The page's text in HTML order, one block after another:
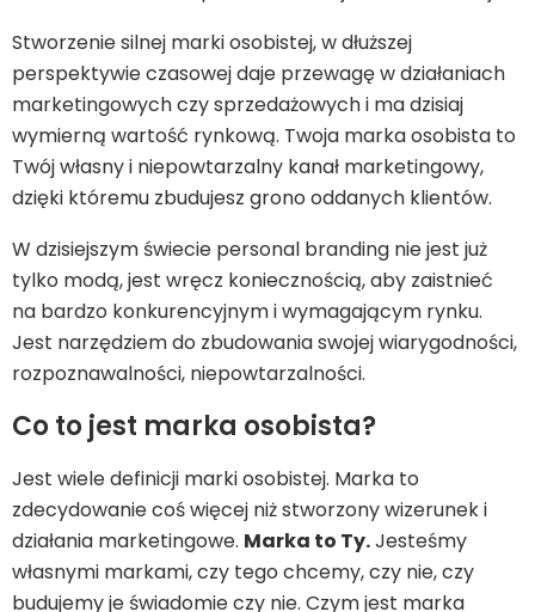
Stworzenie silnej marki osobistej, w dłuższej
perspektywie czasowej daje przewagę w działaniach
marketingowych czy sprzedażowych i ma dzisiaj
wymierną wartość rynkową. Twoja marka osobista to
Twój własny i niepowtarzalny kanał marketingowy,
dzięki któremu zbudujesz grono oddanych klientów.
W dzisiejszym świecie personal branding nie jest już
tylko modą, jest wręcz koniecznością, aby zaistnieć
na bardzo konkurencyjnym i wymagającym rynku.
Jest narzędziem do zbudowania swojej wiarygodności,
rozpoznawalności, niepowtarzalności.
Co to jest marka osobista?
Jest wiele definicji marki osobistej. Marka to
zdecydowanie coś więcej niż stworzony wizerunek i
działania marketingowe. Marka to Ty.Jesteśmy
własnymi markami, czy tego chcemy, czy nie, czy
budujemy je świadomie czy nie. Czym jest marka